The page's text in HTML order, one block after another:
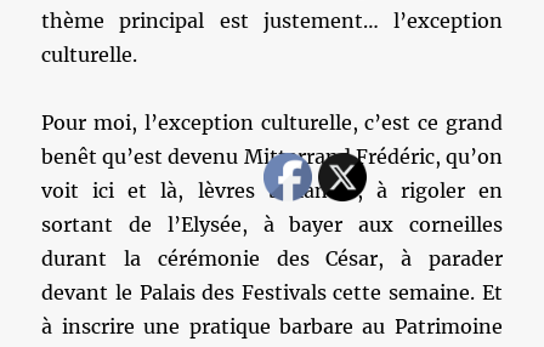
thème principal est justement… l’exception
culturelle.
Pour moi, l’exception culturelle, c’est ce grand
benêt qu’est devenu Mitterrand Frédéric, qu’on
voit ici et là, lèvres ballantes, à rigoler en
sortant de l’Elysée, à bayer aux corneilles
durant la cérémonie des César, à parader
devant le Palais des Festivals cette semaine. Et
à inscrire une pratique barbare au Patrimoine